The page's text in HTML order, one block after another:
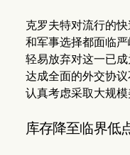
克罗夫特对流行的
和军事选择都面临
轻易放弃对这一已
达成全面的外交协
认真考虑采取大规模
库存降至临界低